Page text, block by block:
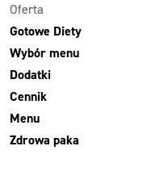
Oferta
Gotowe Diety
Wybór menu
Dodatki
Cennik
Menu
Zdrowa paka